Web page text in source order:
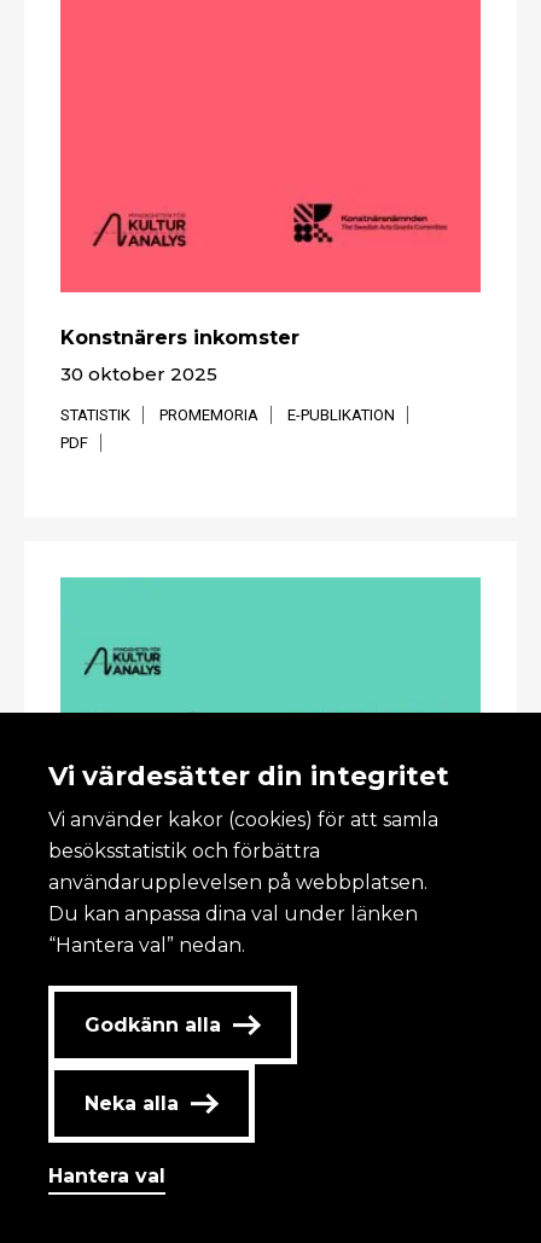
Konstnärers inkomster
30 oktober 2025
STATISTIK PROMEMORIA
E-PUBLIKATION
PDF
Vi värdesätter din integritet
Vi använder kakor (cookies) för att samla
besöksstatistik och förbättra
användarupplevelsen på webbplatsen.
Du kan anpassa dina val under länken
“Hantera val” nedan.
Godkänn alla
Neka alla
Hantera val